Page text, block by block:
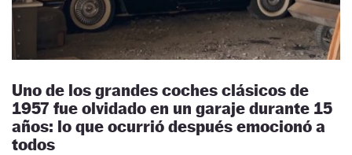
Uno de los grandes coches clásicos de
1957 fue olvidado en un garaje durante 15
años: lo que ocurrió después emocionó a
todos